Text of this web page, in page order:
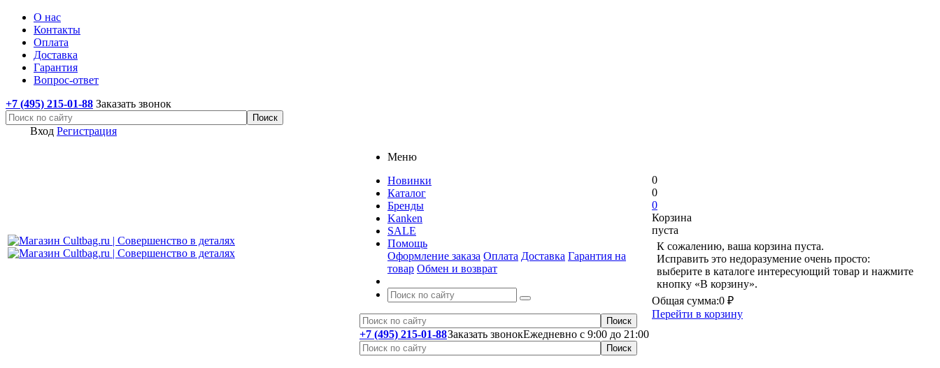
О нас
Контакты
Оплата
Доставка
Гарантия
Вопрос-ответ
+7 (495) 215-01-88 Заказать звонок
Вход Регистрация
Меню
Новинки
Каталог
Бренды
Kanken
SALE
Помощь
Оформление заказа Оплата Доставка Гарантия на
товар Обмен и возврат
Ежедневно с 9:00 до 21:00
+7 (495) 215-01-88Заказать звонок
0
0
0
Корзина
пуста
К сожалению, ваша корзина пуста.
Исправить это недоразумение очень просто:
выберите в каталоге интересующий товар и нажмите
кнопку «В корзину».
Общая сумма:0 ₽
Перейти в корзину